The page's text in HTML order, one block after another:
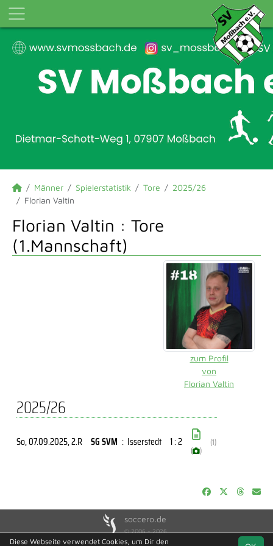
Männer Spielerstatistik Tore
2025/26
Florian Valtin
Florian Valtin : Tore
(1.Mannschaft)
zum Profil
von
Florian Valtin
2025/26
So, 07.09.2025, 2.R SG SVM : Isserstedt 1 : 2
( )
(1)
soccero.de
© 2006 - 2026
Diese Webseite verwendet Cookies, um Dir den